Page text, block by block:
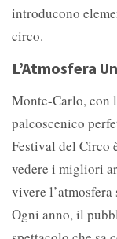
introducono
circo.
L’Atmosfera
Monte-Carlo, con
palcoscenico
Festival del Circo
vedere i migliori
vivere
Ogni anno, il